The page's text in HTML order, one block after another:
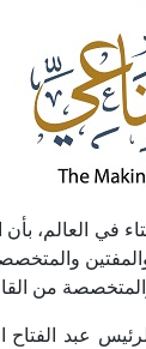
في العالم، بأن
من
عبد